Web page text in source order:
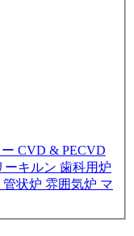
CVD & PECVD
ーキルン 歯科用炉
管状炉 雰囲気炉 マ